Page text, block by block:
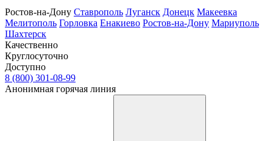
Ростов-на-Дону Ставрополь Луганск Донецк Макеевка
Мелитополь Горловка Енакиево Ростов-на-Дону Мариуполь
Шахтерск
Качественно
Круглосуточно
Доступно
8 (800) 301-08-99
Анонимная горячая линия